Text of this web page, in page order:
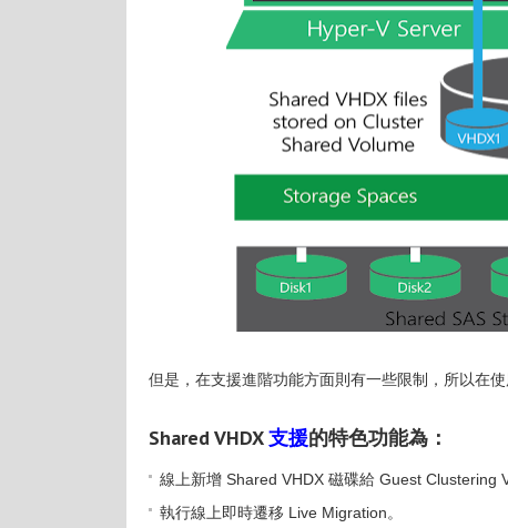
但是，在支援進階功能方面則有一些限制，所以在使
Shared VHDX 支援的特色功能為：
線上新增 Shared VHDX 磁碟給 Guest Clustering
執行線上即時遷移 Live Migration。